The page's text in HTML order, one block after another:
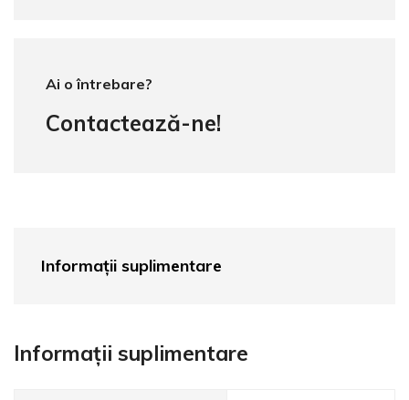
Ai o întrebare?
Contactează-ne!
Informații suplimentare
Informații suplimentare